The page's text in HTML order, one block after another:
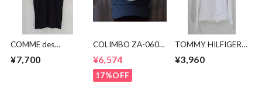
COMME des
シャツ
¥7,700
COLIMBO ZA-0605
Cap
¥6,574
17%OFF
TOMMY HILFIGER
¥3,960